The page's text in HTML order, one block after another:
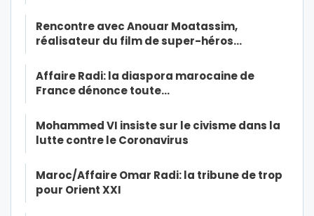
Rencontre avec Anouar Moatassim,
réalisateur du film de super-héros…
Affaire Radi: la diaspora marocaine de
France dénonce toute…
Mohammed VI insiste sur le civisme dans la
lutte contre le Coronavirus
Maroc/Affaire Omar Radi: la tribune de trop
pour Orient XXI